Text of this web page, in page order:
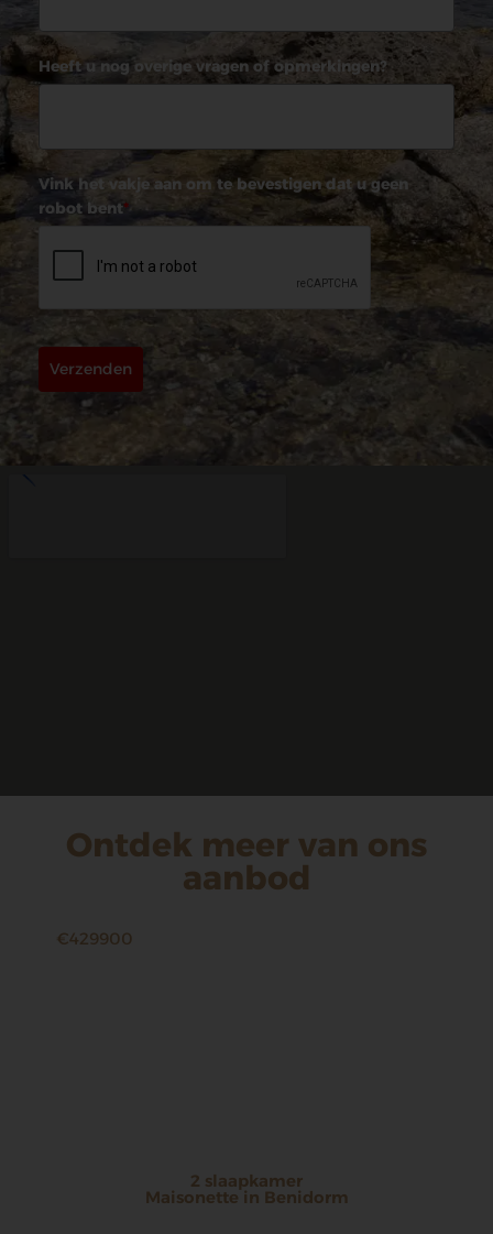
Heeft u nog overige vragen of opmerkingen?
Vink het vakje aan om te bevestigen dat u geen
robot bent*
Verzenden
Ontdek meer van ons
aanbod
€429900
2 slaapkamer
Maisonette in Benidorm